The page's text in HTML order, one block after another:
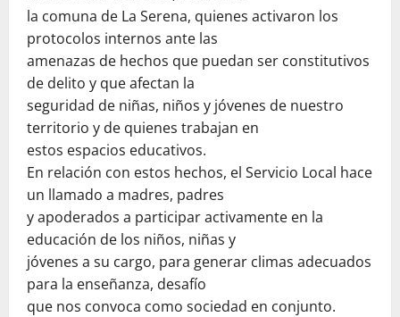
la comuna de La Serena, quienes activaron los
protocolos internos ante las
amenazas de hechos que puedan ser constitutivos
de delito y que afectan la
seguridad de niñas, niños y jóvenes de nuestro
territorio y de quienes trabajan en
estos espacios educativos.
En relación con estos hechos, el Servicio Local hace
un llamado a madres, padres
y apoderados a participar activamente en la
educación de los niños, niñas y
jóvenes a su cargo, para generar climas adecuados
para la enseñanza, desafío
que nos convoca como sociedad en conjunto.